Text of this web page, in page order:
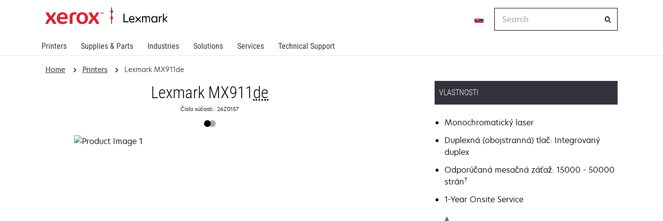
Printers Supplies & Parts Industries Solutions Services Technical Support
Home Printers Lexmark MX911de
Lexmark MX911de
Číslo súčasti.: 26Z0157
VLASTNOSTI
Monochromatický laser
Duplexná (obojstranná) tlač: Integrovaný
duplex
Odporúčaná mesačná záťaž: 15000 - 50000
strán†
1-Year Onsite Service